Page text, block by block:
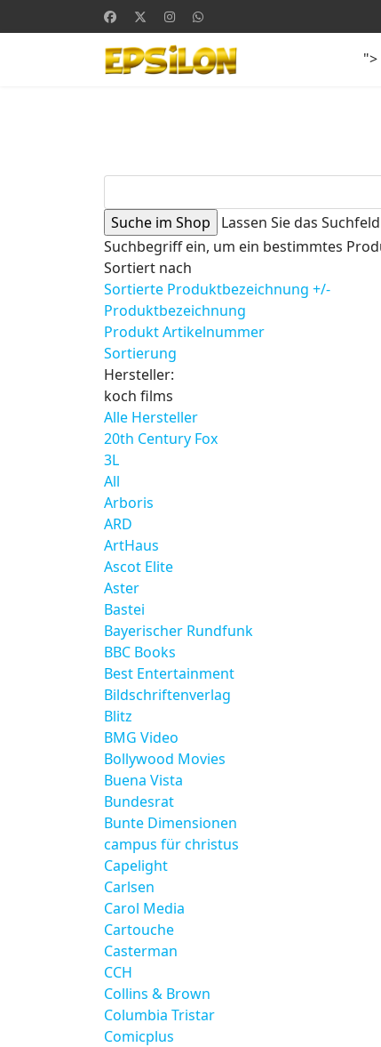
">
Lassen Sie das
Suchbegriff ein, um ein bestimmtes
Sortiert nach
Sortierte Produktbezeichnung +/-
Produktbezeichnung
Produkt Artikelnummer
Sortierung
Hersteller:
koch films
Alle Hersteller
20th Century Fox
3L
All
Arboris
ARD
ArtHaus
Ascot Elite
Aster
Bastei
Bayerischer Rundfunk
BBC Books
Best Entertainment
Bildschriftenverlag
Blitz
BMG Video
Bollywood Movies
Buena Vista
Bundesrat
Bunte Dimensionen
campus für christus
Capelight
Carlsen
Carol Media
Cartouche
Casterman
CCH
Collins & Brown
Columbia Tristar
Comicplus